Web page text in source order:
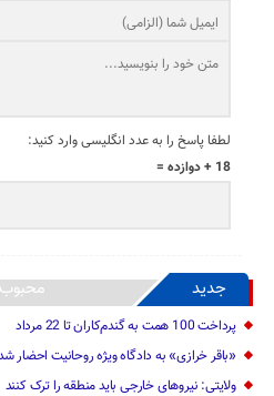
لطفا پاسخ را به عدد انگلیسی وارد کنید:
18 + دوازده =
جدید محبوب
پرداخت 100 همت به گندم‌کاران تا 22 مرداد
«باقر خرازی» به دادگاه ویژه روحانیت احضار
ولایتی: نیرو‌های خارجی باید منطقه را ترک کنند